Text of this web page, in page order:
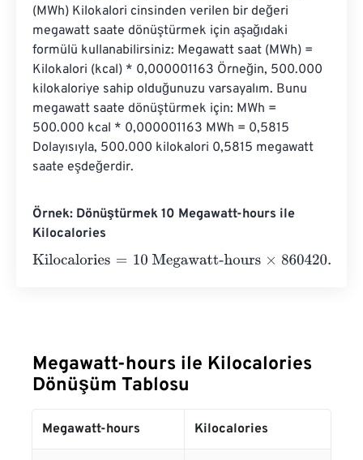
(MWh) Kilokalori cinsinden verilen bir değeri
megawatt saate dönüştürmek için aşağıdaki
formülü kullanabilirsiniz: Megawatt saat (MWh) =
Kilokalori (kcal) * 0,000001163 Örneğin, 500.000
kilokaloriye sahip olduğunuzu varsayalım. Bunu
megawatt saate dönüştürmek için: MWh =
500.000 kcal * 0,000001163 MWh = 0,5815
Dolayısıyla, 500.000 kilokalori 0,5815 megawatt
saate eşdeğerdir.
Örnek: Dönüştürmek 10 Megawatt-hours ile
Kilocalories
Kilocalories=10 Megawatt-hours×860420.6501=
Megawatt-hours ile Kilocalories
Dönüşüm Tablosu
Megawatt-hours Kilocalories